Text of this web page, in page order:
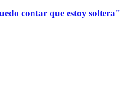
contar que estoy soltera"